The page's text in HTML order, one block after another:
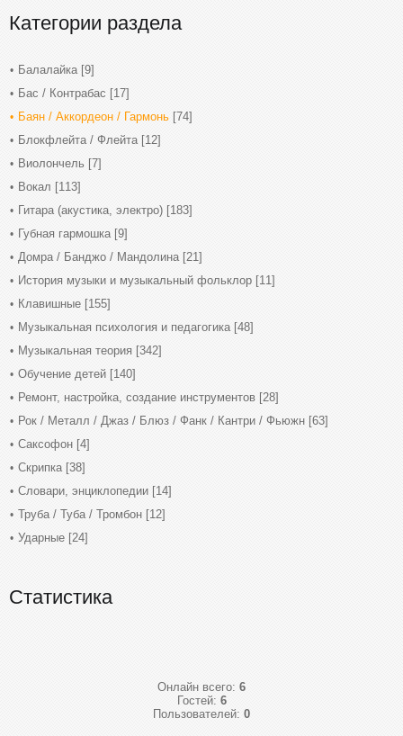
Категории раздела
Балалайка [9]
Бас / Контрабас [17]
Баян / Аккордеон / Гармонь [74]
Блокфлейта / Флейта [12]
Виолончель [7]
Вокал [113]
Гитара (акустика, электро) [183]
Губная гармошка [9]
Домра / Банджо / Мандолина [21]
История музыки и музыкальный фольклор [11]
Клавишные [155]
Музыкальная психология и педагогика [48]
Музыкальная теория [342]
Обучение детей [140]
Ремонт, настройка, создание инструментов [28]
Рок / Металл / Джаз / Блюз / Фанк / Кантри / Фьюжн [63]
Саксофон [4]
Скрипка [38]
Словари, энциклопедии [14]
Труба / Туба / Тромбон [12]
Ударные [24]
Статистика
Онлайн всего: 6
Гостей: 6
Пользователей: 0